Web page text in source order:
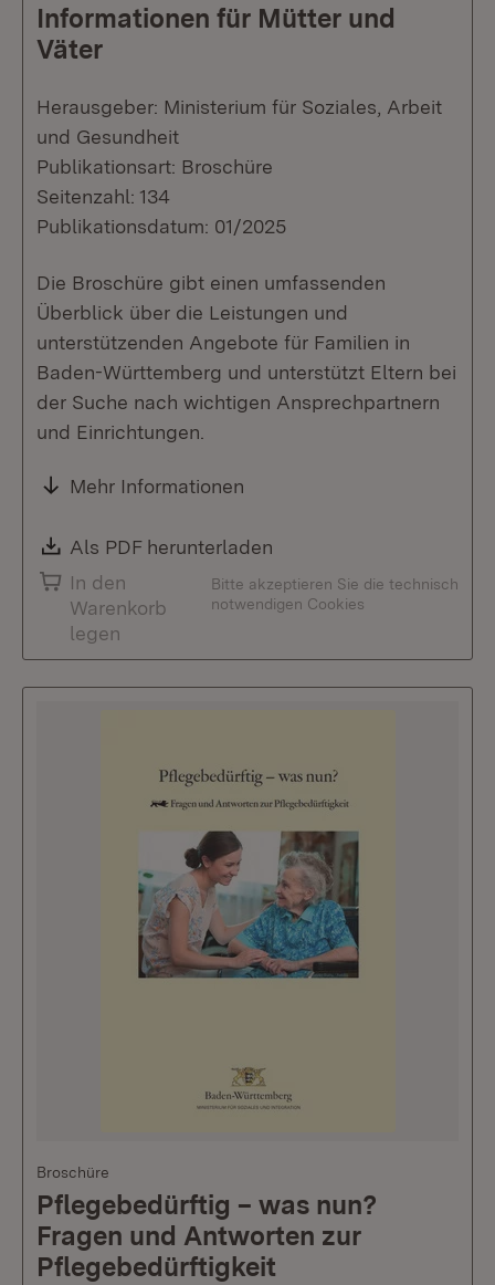
Informationen für Mütter und
Väter
Herausgeber: Ministerium für Soziales, Arbeit
und Gesundheit
Publikationsart: Broschüre
Seitenzahl: 134
Publikationsdatum: 01/2025
Die Broschüre gibt einen umfassenden
Überblick über die Leistungen und
unterstützenden Angebote für Familien in
Baden-Württemberg und unterstützt Eltern bei
der Suche nach wichtigen Ansprechpartnern
und Einrichtungen.
Mehr Informationen
Download:
Als PDF herunterladen
In den
Warenkorb
legen
Bitte akzeptieren Sie die technisch
notwendigen Cookies
Broschüre
Pflegebedürftig – was nun?
Fragen und Antworten zur
Pflegebedürftigkeit